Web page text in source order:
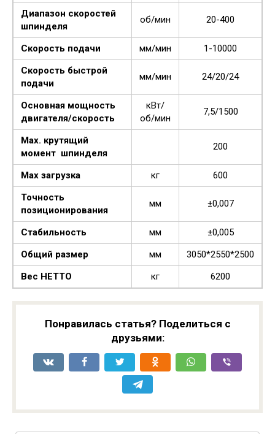
Диапазон скоростей
шпинделя
об/мин 20-400
Скорость подачи мм/мин
1-10000
Скорость быстрой
подачи
мм/мин 24/20/24
Основная мощность
двигателя/скорость
кВт/
об/мин
7,5/1500
Мах. крутящий
момент шпинделя
200
Мах загрузка кг
600
Точность
позиционирования
мм ±0,007
Стабильность мм
±0,005
Общий размер
мм
3050*2550*2500
Вес НЕТТО
кг 6200
Понравилась статья? Поделиться с
друзьями: